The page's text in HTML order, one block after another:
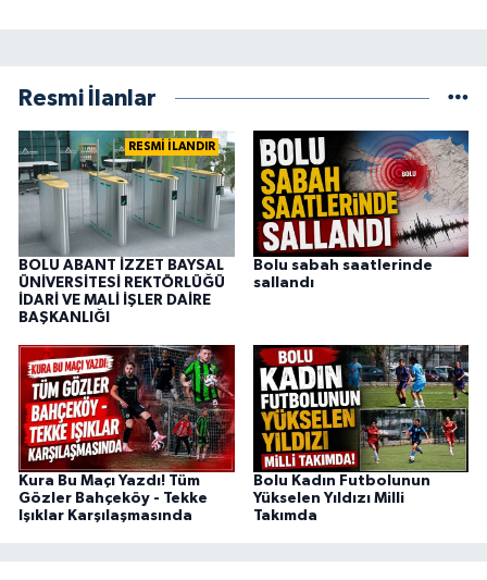
Resmi İlanlar
RESMİ İLANDIR
BOLU ABANT İZZET BAYSAL
ÜNİVERSİTESİ REKTÖRLÜĞÜ
İDARİ VE MALİ İŞLER DAİRE
BAŞKANLIĞI
Bolu sabah saatlerinde
sallandı
Kura Bu Maçı Yazdı! Tüm
Gözler Bahçeköy - Tekke
Işıklar Karşılaşmasında
Bolu Kadın Futbolunun
Yükselen Yıldızı Milli
Takımda